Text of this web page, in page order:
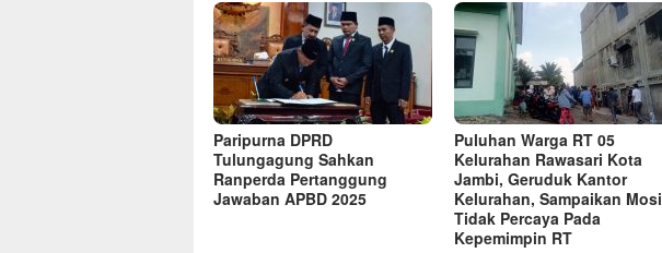
Paripurna DPRD
Tulungagung Sahkan
Ranperda Pertanggung
Jawaban APBD 2025
Puluhan Warga RT 05
Kelurahan Rawasari Kota
Jambi, Geruduk Kantor
Kelurahan, Sampaikan Mosi
Tidak Percaya Pada
Kepemimpin RT